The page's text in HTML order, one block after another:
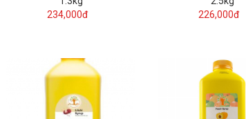
234,000đ
226,000đ